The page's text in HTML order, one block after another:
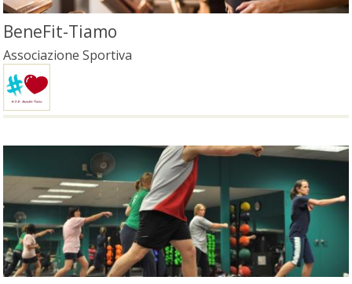
BeneFit-Tiamo
Associazione Sportiva